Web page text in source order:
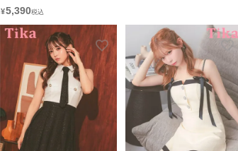
用/S~XLサイズ) | myMinette/マイミ
¥5,390